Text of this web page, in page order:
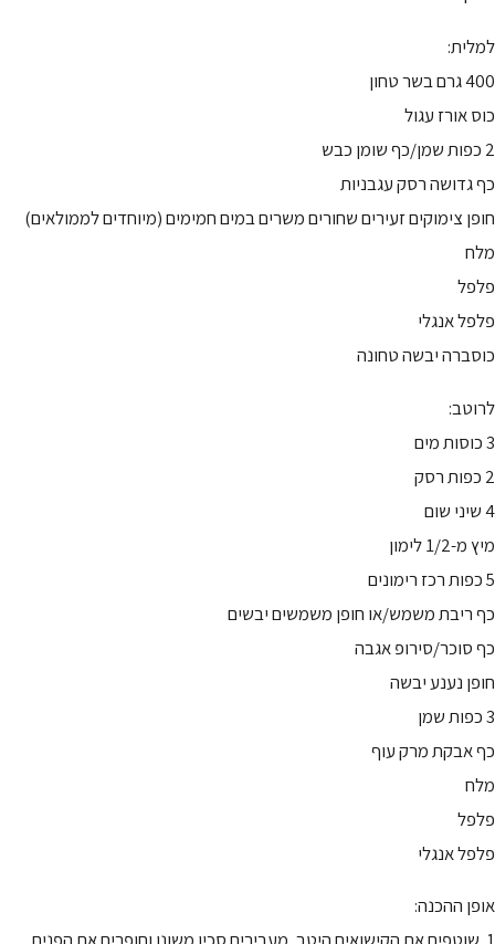
למלית:
400 גרם בשר טחון
כוס אורז עגול
2 כפות שמן/כף שומן כבש
כף גדושה רסק עגבניות
חופן צימוקים זעירים שחורים משרים במים חמימים (מיוחדים לממולאים)
מלח
פלפל
פלפל אנגלי
כוסברה יבשה טחונה
לרוטב:
3 כוסות מים
2 כפות רסק
4 שיני שום
מיץ מ-1/2 לימון
5 כפות רכז רימונים
כף ריבת משמש/או חופן משמשים יבשים
כף סוכר/סירופ אגבה
חופן נענע יבשה
3 כפות שמן
כף אבקת מרק עוף
מלח
פלפל
פלפל אנגלי
אופן ההכנה: